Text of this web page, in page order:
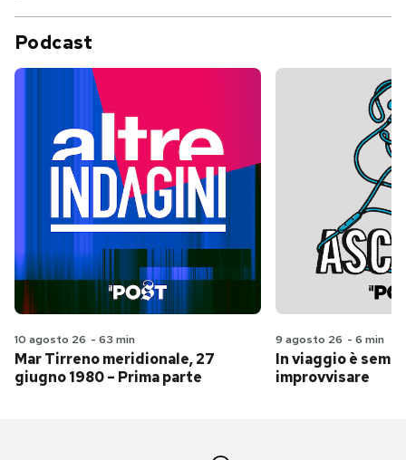
Podcast
10 agosto 26 - 63 min
Mar Tirreno meridionale, 27
giugno 1980 – Prima parte
9 agosto 26 - 6 min
In viaggio è
improvvisare